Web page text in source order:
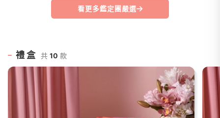
看更多鑑定團嚴選
禮盒 共 10 款